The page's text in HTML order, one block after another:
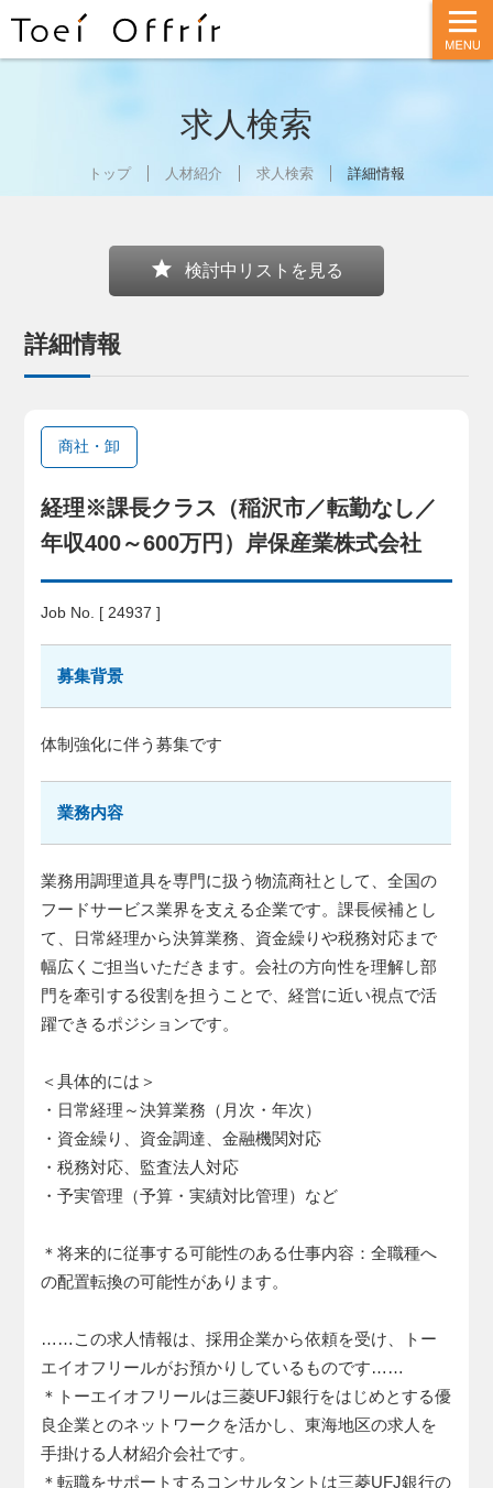
t
o
g
g
求人検索
トップ 人材紹介 求人検索 詳細情報
star 検討中リストを見る
詳細情報
商社・卸
経理※課長クラス（稲沢市／転勤なし／
年収400～600万円）岸保産業株式会社
Job No. [ 24937 ]
募集背景
体制強化に伴う募集です
業務内容
業務用調理道具を専門に扱う物流商社として、全国の
フードサービス業界を支える企業です。課長候補とし
て、日常経理から決算業務、資金繰りや税務対応まで
幅広くご担当いただきます。会社の方向性を理解し部
門を牽引する役割を担うことで、経営に近い視点で活
躍できるポジションです。
＜具体的には＞
・日常経理～決算業務（月次・年次）
・資金繰り、資金調達、金融機関対応
・税務対応、監査法人対応
・予実管理（予算・実績対比管理）など
＊将来的に従事する可能性のある仕事内容：全職種へ
の配置転換の可能性があります。
……この求人情報は、採用企業から依頼を受け、トー
エイオフリールがお預かりしているものです……
＊トーエイオフリールは三菱UFJ銀行をはじめとする優
良企業とのネットワークを活かし、東海地区の求人を
手掛ける人材紹介会社です。
＊転職をサポートするコンサルタントは三菱UFJ銀行の